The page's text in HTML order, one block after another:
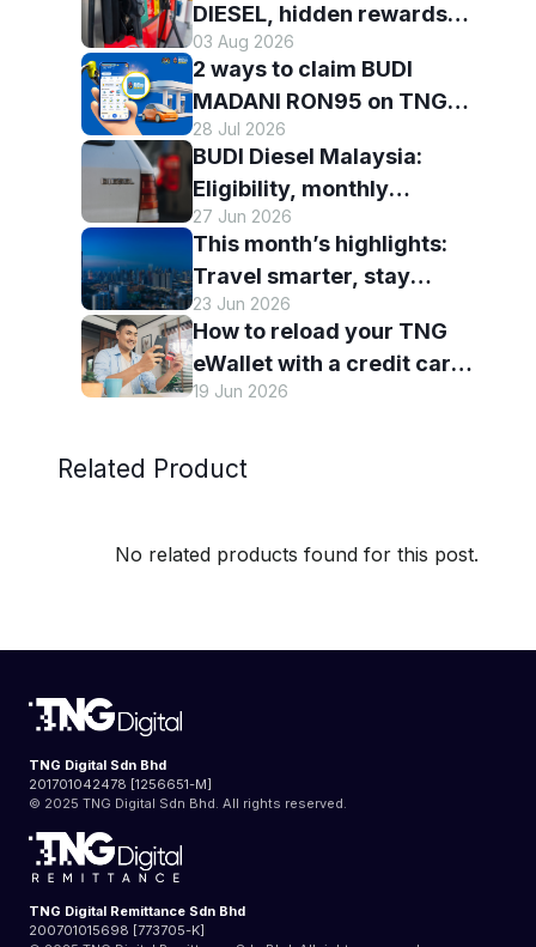
DIESEL, hidden rewards
and staying scam-smart
with TNG eWallet
03 Aug 2026
2 ways to claim BUDI
MADANI RON95 on TNG
eWallet
28 Jul 2026
BUDI Diesel Malaysia:
Eligibility, monthly
entitlement and how to use
it with TNG eWallet
27 Jun 2026
This month’s highlights:
Travel smarter, stay
connected and discover
more with TNG eWallet
23 Jun 2026
How to reload your TNG
eWallet with a credit card
— and why it’s worth it
19 Jun 2026
Related Product
No related products found for this post.
TNG Digital Sdn Bhd
201701042478 [1256651-M]
© 2025 TNG Digital Sdn Bhd. All rights reserved.
TNG Digital Remittance Sdn Bhd
200701015698 [773705-K]